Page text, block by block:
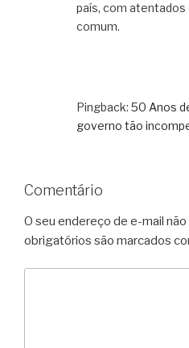
país, com
comum.
Pingback: 50 Anos
governo tão
Comentário
O seu endereço de e-mail
obrigatórios são marcados